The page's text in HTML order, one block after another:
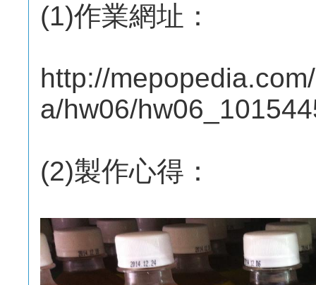
(1)作業網址：
http://
a/hw06/
(2)製作心得：